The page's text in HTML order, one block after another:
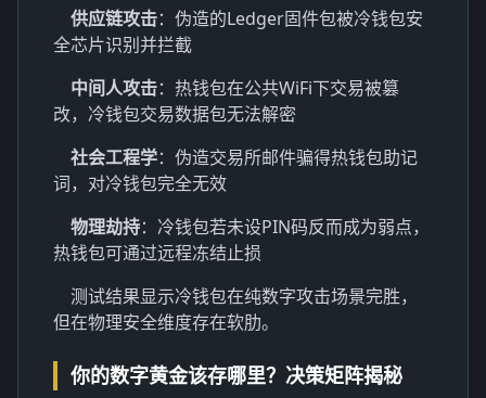
供应链攻击：伪造的Ledger固件包被冷钱包安
全芯片识别并拦截
中间人攻击：热钱包在公共WiFi下交易被篡
改，冷钱包交易数据包无法解密
社会工程学：伪造交易所邮件骗得热钱包助记
词，对冷钱包完全无效
物理劫持：冷钱包若未设PIN码反而成为弱点，
热钱包可通过远程冻结止损
测试结果显示冷钱包在纯数字攻击场景完胜，
但在物理安全维度存在软肋。
你的数字黄金该存哪里？决策矩阵揭秘